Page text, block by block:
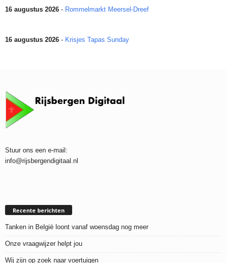
16 augustus 2026 - Rommelmarkt Meersel-Dreef
16 augustus 2026 - Krisjes Tapas Sunday
Stuur ons een e-mail:
info@rijsbergendigitaal.nl
Recente berichten
Tanken in België loont vanaf woensdag nog meer
Onze vraagwijzer helpt jou
Wij zijn op zoek naar voertuigen